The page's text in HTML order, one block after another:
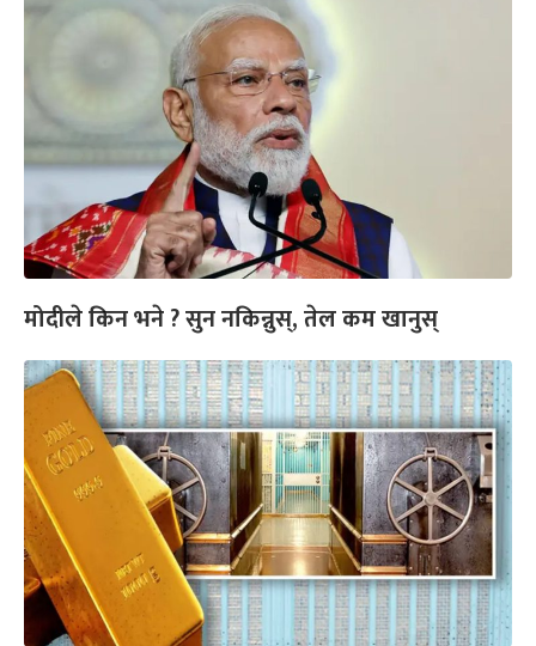
मोदीले किन भने ? सुन नकिन्नुस्, तेल कम खानुस्